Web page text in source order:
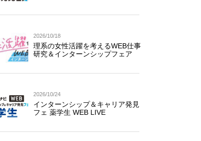
2026/10/18
理系の女性活躍を考えるWEB仕事
研究＆インターンシップフェア
2026/10/24
インターンシップ＆キャリア発見
フェ 薬学生 WEB LIVE